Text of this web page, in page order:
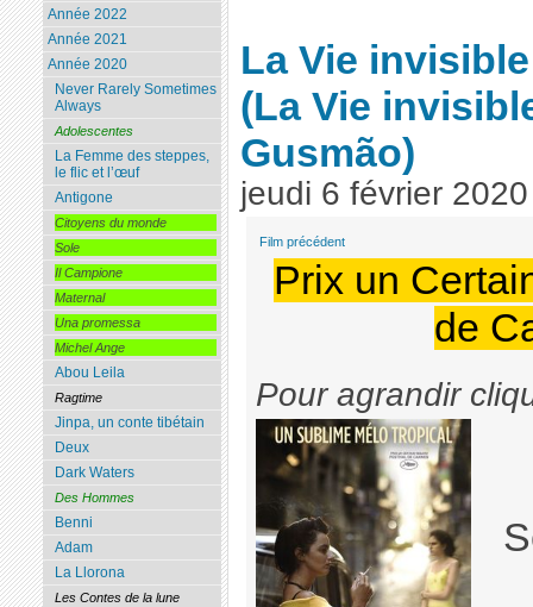
La Vie
(La Vie
Gusmão)
jeudi 6 février 2020
Film précédent
Prix un
de
Pour agrandir
Année 2022
Année 2021
Année 2020
Never Rarely Sometimes
Always
Adolescentes
La Femme des steppes,
le flic et l’œuf
Antigone
Citoyens du monde
Sole
Il Campione
Maternal
Una promessa
Michel Ange
Abou Leila
Ragtime
Jinpa, un conte tibétain
Deux
Dark Waters
Des Hommes
Benni
Adam
La Llorona
Les Contes de la lune